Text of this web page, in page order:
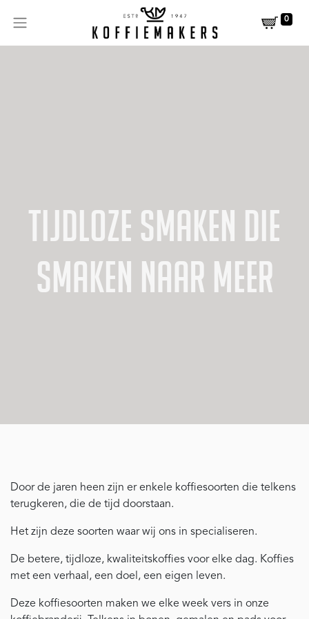
0
Tijdloze smaken die
smaken naar meer
Door de jaren heen zijn er enkele koffiesoorten die telkens
terugkeren, die de tijd doorstaan.
Het zijn deze soorten waar wij ons in specialiseren.
De betere, tijdloze, kwaliteitskoffies voor elke dag. Koffies
met een verhaal, een doel, een eigen leven.
Deze koffiesoorten maken we elke week vers in onze